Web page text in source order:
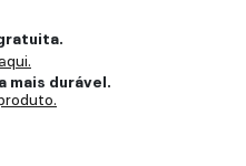
durável.